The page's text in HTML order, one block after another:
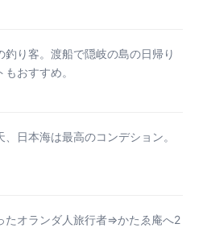
り客。渡船で隠岐の島の日帰り
おすすめ。
日本海は最高のコンデション。
たオランダ人旅行者⇒かたゑ庵へ2